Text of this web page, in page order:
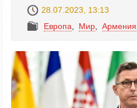
28.07.2023, 13:13
Европа
Mир Армения